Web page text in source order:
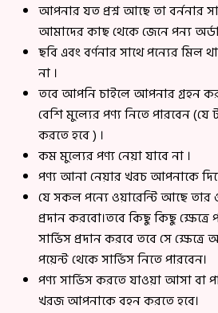
আপনার যত প্রশ্ন আছে তা বর্ননার
আমাদের কাছ থেকে জেনে পন্য
ছবি এবং বর্ণনার সাথে পন্যের মিল
না ।
তবে আপনি চাইলে আপনার গ্রহন
বেশি মুল্যের পণ্য নিতে পারবেন (যে
করতে হবে ) ।
কম মুল্যের পণ্য নেয়া যাবে না ।
পণ্য আনা নেয়ার খরচ আপনাকে
যে সকল পন্যে ওয়ারেন্টি আছে তার
প্রদান করবো।তবে কিছু কিছু ক্ষেত্রে
সার্ভিস প্রদান করবে তবে সে
পয়েন্ট থেকে সার্ভিস নিতে পারবেন।
পণ্য সার্ভিস করতে যাওয়া আসা বা
খরজ আপনাকে বহন করতে হবে।